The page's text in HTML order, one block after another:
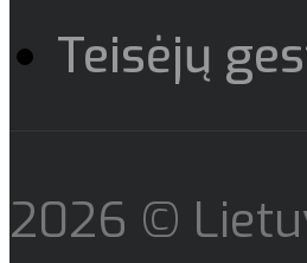
Teisėjų
2026 ©